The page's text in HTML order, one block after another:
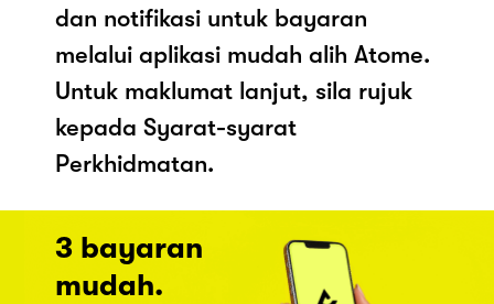
dan notifikasi untuk bayaran
melalui aplikasi mudah alih Atome.
Untuk maklumat lanjut, sila rujuk
kepada Syarat-syarat
Perkhidmatan.
3 bayaran
mudah.